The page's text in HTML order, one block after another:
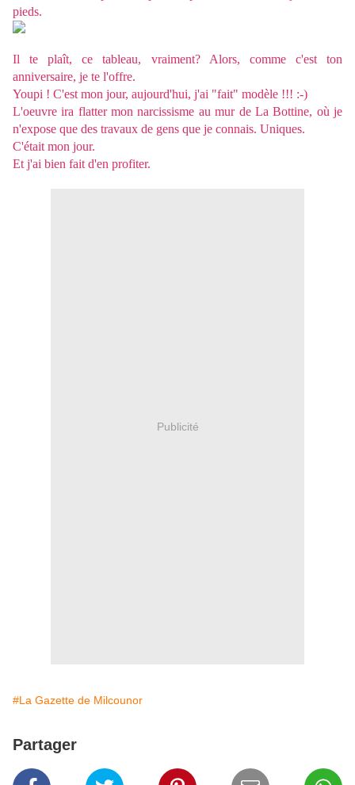
pieds.
Il te plaît, ce tableau, vraiment? Alors, comme c'est ton
anniversaire, je te l'offre.
Youpi ! C'est mon jour, aujourd'hui, j'ai "fait" modèle !!! :-)
L'oeuvre ira flatter mon narcissisme au mur de La Bottine, où je
n'expose que des travaux de gens que je connais. Uniques.
C'était mon jour.
Et j'ai bien fait d'en profiter.
Publicité
#La Gazette de Milcounor
Partager